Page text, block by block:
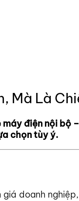
Mà Là
điện nội
chọn tùy ý.
doanh